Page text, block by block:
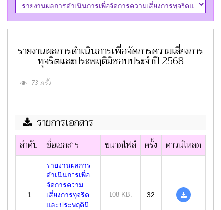
รายงานผลการดำเนินการเพื่อจัดการความเสี่ยงการ
ทุจริตและประพฤติมิชอบประจำปี 2568
73 ครั้ง
รายการเอกสาร
ลำดับ ชื่อเอกสาร ขนาดไฟล์ ครั้ง ดาวน์โหลด
1
รายงานผลการ
ดำเนินการเพื่อ
จัดการความ
เสี่ยงการทุจริต
และประพฤติมิ
108 KB. 32